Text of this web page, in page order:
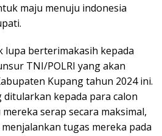
maju menuju indonesia
lupa berterimakasih kepada
TNI/POLRI yang akan
Kupang tahun 2024 ini.
kepada para calon
serap secara maksimal,
tugas mereka pada